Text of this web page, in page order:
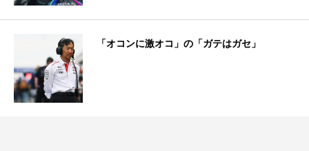
「オコンに激オコ」の「ガテはガセ」